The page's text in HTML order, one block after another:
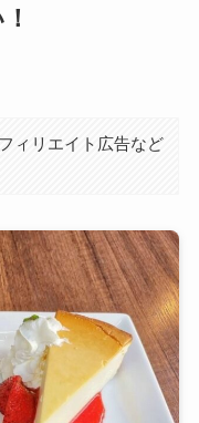
ィリエイト広告など